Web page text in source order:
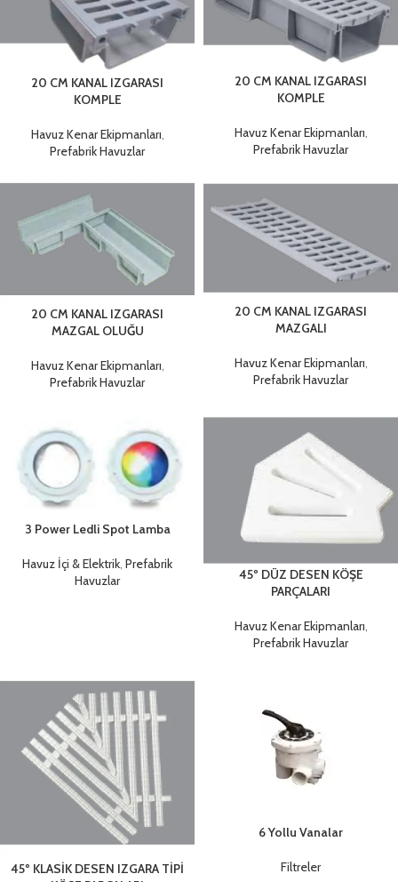
20 CM KANAL IZGARASI
KOMPLE
Havuz Kenar Ekipmanları
Prefabrik Havuzlar
20 CM KANAL IZGARASI
KOMPLE
Havuz Kenar Ekipmanları,
Prefabrik Havuzlar
20 CM KANAL IZGARASI
MAZGAL OLUĞU
Havuz Kenar Ekipmanları,
Prefabrik Havuzlar
20 CM KANAL IZGARASI
MAZGALI
Havuz Kenar Ekipmanları,
Prefabrik Havuzlar
3 Power Ledli Spot Lamba
Havuz İçi & Elektrik, Prefabrik
Havuzlar
45º DÜZ DESEN KÖŞE
PARÇALARI
Havuz Kenar Ekipmanları,
Prefabrik Havuzlar
45º KLASİK DESEN IZGARA TİPİ
6 Yollu Vanalar
Filtreler